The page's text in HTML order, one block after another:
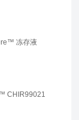
冻存液
CHIR99021